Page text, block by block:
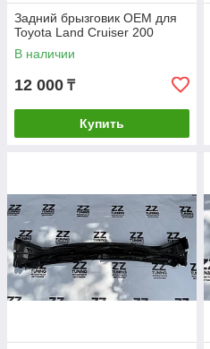
Задний брызговик OEM для
Toyota Land Cruiser 200
В наличии
12 000 ₸
Купить